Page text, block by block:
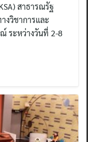
สาธารณรัฐ
งวิชาการและ
ระหว่างวันที่ 2-8